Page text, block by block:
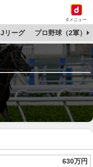
dメニュー
Jリーグ プロ野球（2軍）
630万円